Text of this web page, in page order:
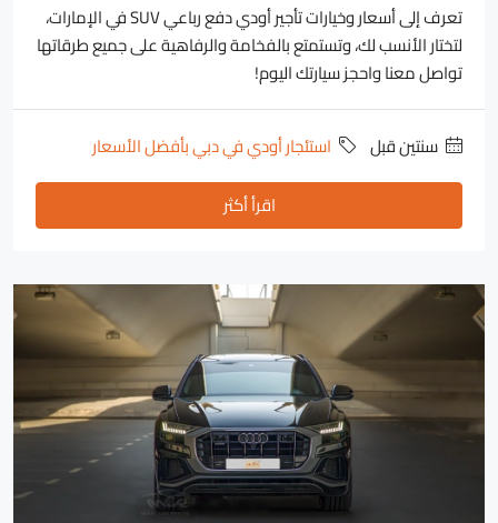
تعرف إلى أسعار وخيارات تأجير أودي دفع رباعي SUV في الإمارات،
لتختار الأنسب لك، وتستمتع بالفخامة والرفاهية على جميع طرقاتها
تواصل معنا واحجز سيارتك اليوم!
‏سنتين قبل
استئجار أودي في دبي بأفضل الأسعار
اقرأ أكثر